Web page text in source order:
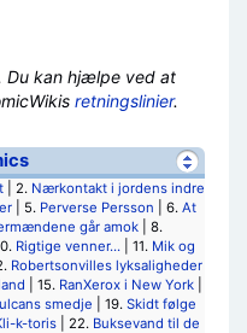
Du kan hjælpe ved at
retningslinier.
| 2. Nærkontakt i jordens indre
| 5. Perverse Persson | 6. At
går amok| 8.
Rigtige venner...| 11. Mik og
Robertsonvilles lyksaligheder
| 15. RanXerox i New York|
smedje | 19. Skidt følge
k-toris | 22. Buksevand til de